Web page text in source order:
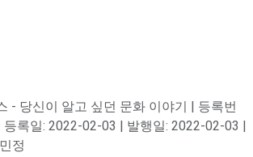
- 당신이 알고 싶던 문화 이야기 | 등록번
등록일: 2022-02-03 | 발행일: 2022-02-03 |
정